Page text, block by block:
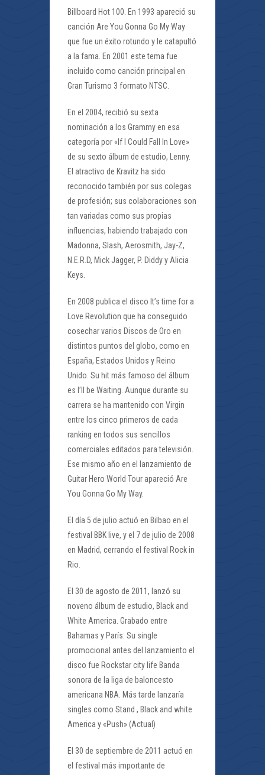
Billboard Hot 100. En 1993 apareció su
canción Are You Gonna Go My Way
que fue un éxito rotundo y le catapultó
a la fama. En 2001 este tema fue
incluido como canción principal en
Gran Turismo 3 formato NTSC.
En el 2004, recibió su sexta
nominación a los Grammy en esa
categoría por «If I Could Fall In Love»
de su sexto álbum de estudio, Lenny.
El atractivo de Kravitz ha sido
reconocido también por sus colegas
de profesión; sus colaboraciones son
tan variadas como sus propias
influencias, habiendo trabajado con
Madonna, Slash, Aerosmith, Jay-Z,
N.E.R.D, Mick Jagger, P. Diddy y Alicia
Keys.
En 2008 publica el disco It’s time for a
Love Revolution que ha conseguido
cosechar varios Discos de Oro en
distintos puntos del globo, como en
España, Estados Unidos y Reino
Unido. Su hit más famoso del álbum
es I’ll be Waiting. Aunque durante su
carrera se ha mantenido con Virgin
entre los cinco primeros de cada
ranking en todos sus sencillos
comerciales editados para televisión.
Ese mismo año en el lanzamiento de
Guitar Hero World Tour apareció Are
You Gonna Go My Way.
El día 5 de julio actuó en Bilbao en el
festival BBK live, y el 7 de julio de 2008
en Madrid, cerrando el festival Rock in
Rio.
El 30 de agosto de 2011, lanzó su
noveno álbum de estudio, Black and
White America. Grabado entre
Bahamas y París. Su single
promocional antes del lanzamiento el
disco fue Rockstar city life Banda
sonora de la liga de baloncesto
americana NBA. Más tarde lanzaría
singles como Stand , Black and white
America y «Push» (Actual)
El 30 de septiembre de 2011 actuó en
el festival más importante de